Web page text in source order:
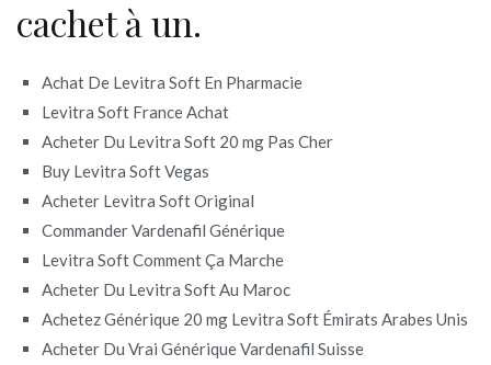
cachet à un.
Achat De Levitra Soft En Pharmacie
Levitra Soft France Achat
Acheter Du Levitra Soft 20 mg Pas Cher
Buy Levitra Soft Vegas
Acheter Levitra Soft Original
Commander Vardenafil Générique
Levitra Soft Comment Ça Marche
Acheter Du Levitra Soft Au Maroc
Achetez Générique 20 mg Levitra Soft Émirats Arabes Unis
Acheter Du Vrai Générique Vardenafil Suisse